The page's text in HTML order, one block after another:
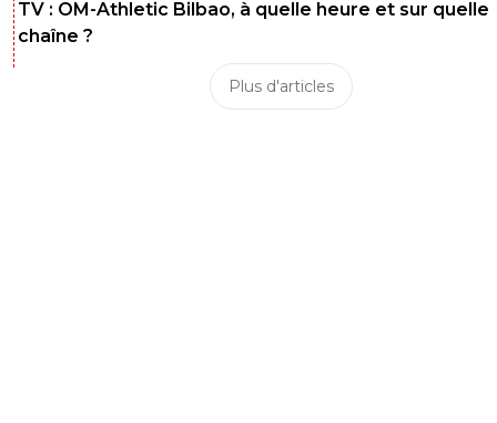
TV : OM-Athletic Bilbao, à quelle heure et sur quelle
chaîne ?
Plus d'articles